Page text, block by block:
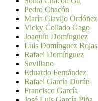
Pedro Chacón
María Clavijo Ordóñez
Vicky Collado Gago
Joaquín Domínguez
Luis Domínguez Rojas
Rafael Domínguez
Sevillano
Eduardo Fernández
Rafael García Durán
Francisco García